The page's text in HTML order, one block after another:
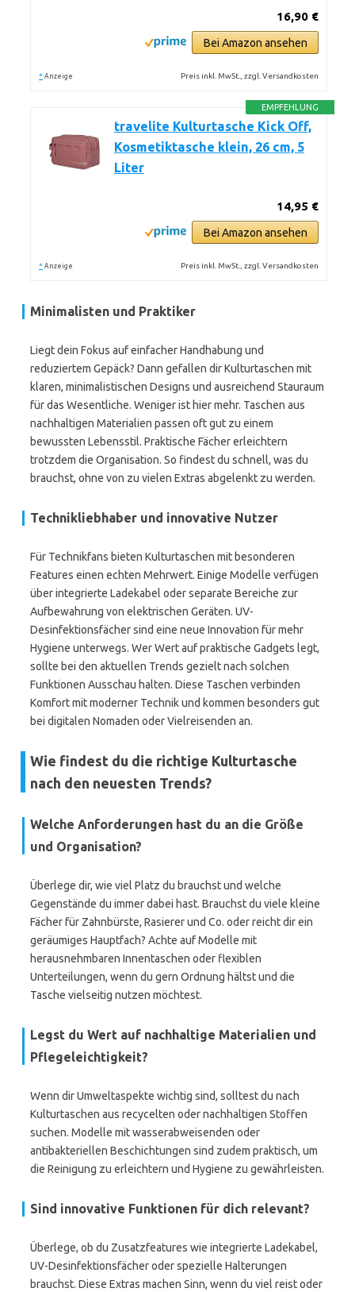
16,90 €
Bei Amazon ansehen
* Anzeige Preis inkl. MwSt., zzgl. Versandkosten
EMPFEHLUNG
travelite Kulturtasche Kick Off,
Kosmetiktasche klein, 26 cm, 5
Liter
14,95 €
Bei Amazon ansehen
* Anzeige Preis inkl. MwSt., zzgl. Versandkosten
Minimalisten und Praktiker
Liegt dein Fokus auf einfacher Handhabung und
reduziertem Gepäck? Dann gefallen dir Kulturtaschen mit
klaren, minimalistischen Designs und ausreichend Stauraum
für das Wesentliche. Weniger ist hier mehr. Taschen aus
nachhaltigen Materialien passen oft gut zu einem
bewussten Lebensstil. Praktische Fächer erleichtern
trotzdem die Organisation. So findest du schnell, was du
brauchst, ohne von zu vielen Extras abgelenkt zu werden.
Technikliebhaber und innovative Nutzer
Für Technikfans bieten Kulturtaschen mit besonderen
Features einen echten Mehrwert. Einige Modelle verfügen
über integrierte Ladekabel oder separate Bereiche zur
Aufbewahrung von elektrischen Geräten. UV-
Desinfektionsfächer sind eine neue Innovation für mehr
Hygiene unterwegs. Wer Wert auf praktische Gadgets legt,
sollte bei den aktuellen Trends gezielt nach solchen
Funktionen Ausschau halten. Diese Taschen verbinden
Komfort mit moderner Technik und kommen besonders gut
bei digitalen Nomaden oder Vielreisenden an.
Wie findest du die richtige Kulturtasche
nach den neuesten Trends?
Welche Anforderungen hast du an die Größe
und Organisation?
Überlege dir, wie viel Platz du brauchst und welche
Gegenstände du immer dabei hast. Brauchst du viele kleine
Fächer für Zahnbürste, Rasierer und Co. oder reicht dir ein
geräumiges Hauptfach? Achte auf Modelle mit
herausnehmbaren Innentaschen oder flexiblen
Unterteilungen, wenn du gern Ordnung hältst und die
Tasche vielseitig nutzen möchtest.
Legst du Wert auf nachhaltige Materialien und
Pflegeleichtigkeit?
Wenn dir Umweltaspekte wichtig sind, solltest du nach
Kulturtaschen aus recycelten oder nachhaltigen Stoffen
suchen. Modelle mit wasserabweisenden oder
antibakteriellen Beschichtungen sind zudem praktisch, um
die Reinigung zu erleichtern und Hygiene zu gewährleisten.
Sind innovative Funktionen für dich relevant?
Überlege, ob du Zusatzfeatures wie integrierte Ladekabel,
UV-Desinfektionsfächer oder spezielle Halterungen
brauchst. Diese Extras machen Sinn, wenn du viel reist oder